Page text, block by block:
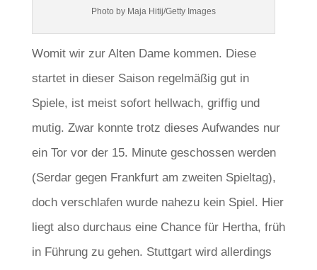
Photo by Maja Hitij/Getty Images
Womit wir zur Alten Dame kommen. Diese
startet in dieser Saison regelmäßig gut in
Spiele, ist meist sofort hellwach, griffig und
mutig. Zwar konnte trotz dieses Aufwandes nur
ein Tor vor der 15. Minute geschossen werden
(Serdar gegen Frankfurt am zweiten Spieltag),
doch verschlafen wurde nahezu kein Spiel. Hier
liegt also durchaus eine Chance für Hertha, früh
in Führung zu gehen. Stuttgart wird allerdings